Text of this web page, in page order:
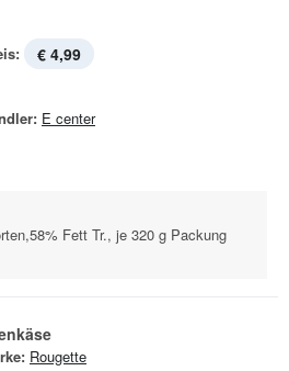
€ 4,99
E center
Fett Tr., je 320 g Packung
Rougette